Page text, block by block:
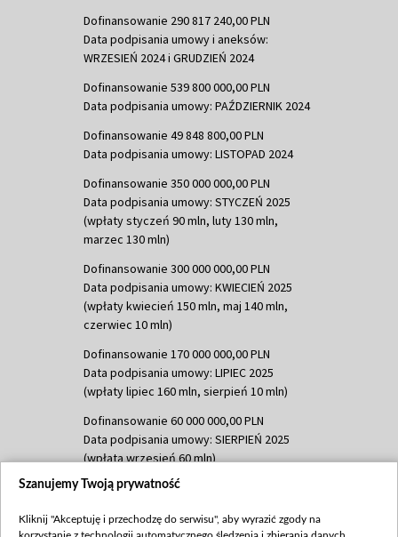
Dofinansowanie 290 817 240,00 PLN
Data podpisania umowy i aneksów:
WRZESIEŃ 2024 i GRUDZIEŃ 2024
Dofinansowanie 539 800 000,00 PLN
Data podpisania umowy: PAŹDZIERNIK 2024
Dofinansowanie 49 848 800,00 PLN
Data podpisania umowy: LISTOPAD 2024
Dofinansowanie 350 000 000,00 PLN
Data podpisania umowy: STYCZEŃ 2025
(wpłaty styczeń 90 mln, luty 130 mln,
marzec 130 mln)
Dofinansowanie 300 000 000,00 PLN
Data podpisania umowy: KWIECIEŃ 2025
(wpłaty kwiecień 150 mln, maj 140 mln,
czerwiec 10 mln)
Dofinansowanie 170 000 000,00 PLN
Data podpisania umowy: LIPIEC 2025
(wpłaty lipiec 160 mln, sierpień 10 mln)
Dofinansowanie 60 000 000,00 PLN
Data podpisania umowy: SIERPIEŃ 2025
(wpłata wrzesień 60 mln)
Dofinansowanie 635 783 051,21 PLN
(wpłata wrzesień 100 mln, październik 350
Szanujemy Twoją prywatność
Kliknij "Akceptuję i przechodzę do serwisu", aby wyrazić zgody na